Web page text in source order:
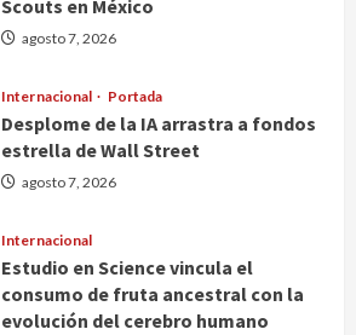
Scouts en México
agosto 7, 2026
Internacional Portada
Desplome de la IA arrastra a fondos
estrella de Wall Street
agosto 7, 2026
Internacional
Estudio en Science vincula el
consumo de fruta ancestral con la
evolución del cerebro humano